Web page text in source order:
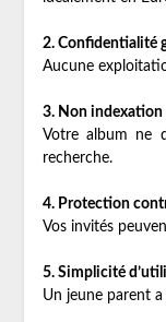
2. Confidentialité
Aucune
3. Non indexation
Votre album ne
recherche.
4. Protection
Vos invités
5. Simplicité
Un jeune parent